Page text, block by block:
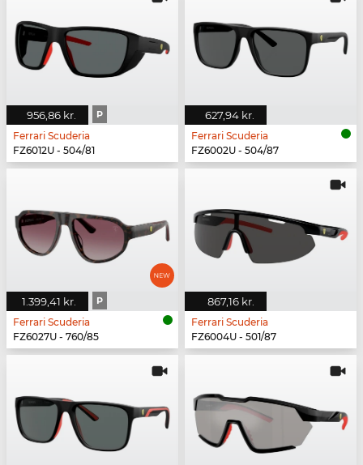
956,86 kr. P
Ferrari Scuderia
FZ6012U - 504/81
627,94 kr.
Ferrari Scuderia
FZ6002U - 504/87
1.399,41 kr. P
Ferrari Scuderia
FZ6027U - 760/85
867,16 kr.
Ferrari Scuderia
FZ6004U - 501/87